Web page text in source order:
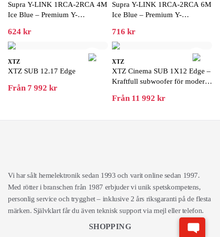
Supra Y-LINK 1RCA-2RCA 4M
Ice Blue – Premium Y-
bassignal
624 kr
Supra Y-LINK 1RCA-2RCA 6M
Ice Blue – Premium Y-
bassignal
716 kr
XTZ
XTZ SUB 12.17 Edge
Från 7 992 kr
XTZ
XTZ Cinema SUB 1X12 Edge –
Kraftfull subwoofer för modern
Från 11 992 kr
Vi har sålt hemelektronik sedan 1993 och varit online sedan 1997.
Med rötter i branschen från 1987 erbjuder vi unik spetskompetens,
personlig service och trygghet – inklusive 2 års riksgaranti på de flesta
märken. Självklart får du även teknisk support via mejl eller telefon.
SHOPPING